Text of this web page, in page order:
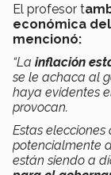
El profesor t
económica
mencionó:
“La inflación
se le achaca al
haya evidentes
provocan.
Estas
potencialmente
están siendo a